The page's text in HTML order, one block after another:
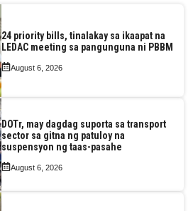
24 priority bills, tinalakay sa ikaapat na
LEDAC meeting sa pangunguna ni PBBM
August 6, 2026
DOTr, may dagdag suporta sa transport
sector sa gitna ng patuloy na
suspensyon ng taas-pasahe
August 6, 2026